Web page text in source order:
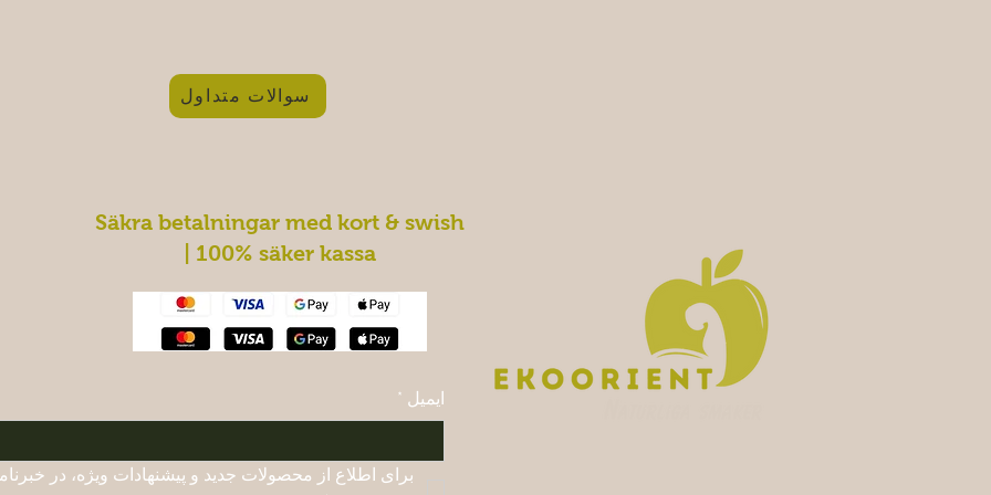
سوالات متداول
Säkra betalningar med kort & swish
| 100% säker kassa
ایمیل *